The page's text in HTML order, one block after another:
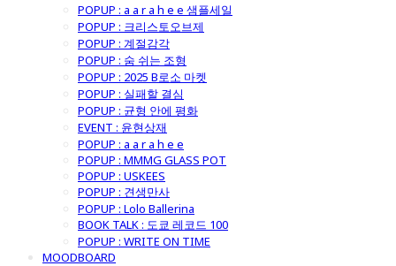
POPUP : a a r a h e e 샘플세일
POPUP : 크리스토오브제
POPUP : 계절감각
POPUP : 숨 쉬는 조형
POPUP : 2025 B로소 마켓
POPUP : 실패할 결심
POPUP : 균형 안에 평화
EVENT : 윤현상재
POPUP : a a r a h e e
POPUP : MMMG GLASS POT
POPUP : USKEES
POPUP : 견생만사
POPUP : Lolo Ballerina
BOOK TALK : 도쿄 레코드 100
POPUP : WRITE ON TIME
MOODBOARD